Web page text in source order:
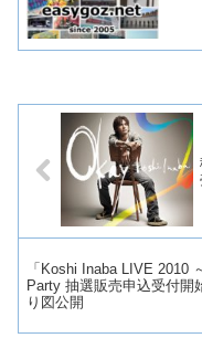
「Koshi Inaba LIVE 2010
Party 抽選販売申込受付開
り図公開